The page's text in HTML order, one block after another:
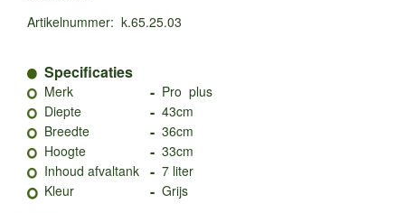
Artikelnummer: k.65.25.03
Specificaties
Merk - Pro plus
Diepte
- 43cm
Breedte
- 36cm
Hoogte
- 33cm
Inhoud afvaltank - 7 liter
Kleur
- Grijs